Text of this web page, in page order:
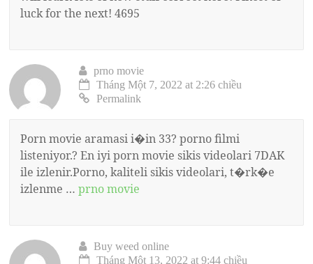
luck for the next! 4695
prno movie
Tháng Một 7, 2022 at 2:26 chiều
Permalink
Porn movie aramasi i�in 33? porno filmi
listeniyor.? En iyi porn movie sikis videolari 7DAK
ile izlenir.Porno, kaliteli sikis videolari, t�rk�e
izlenme …prno movie
Buy weed online
Tháng Một 13, 2022 at 9:44 chiều